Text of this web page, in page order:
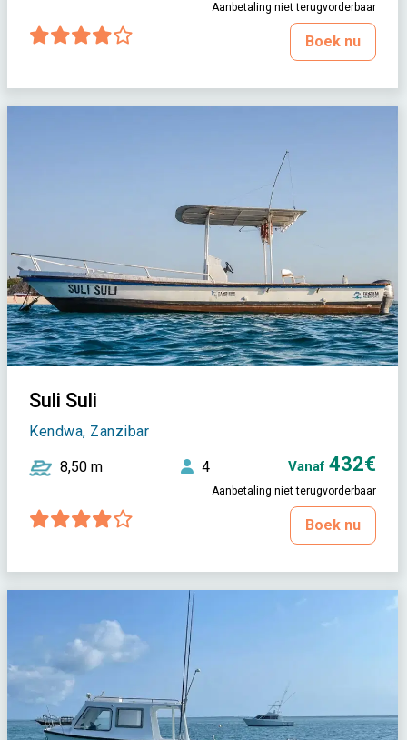
Aanbetaling niet terugvorderbaar
Boek nu
Suli Suli
Kendwa, Zanzibar
8,50 m 4 Vanaf 432€
Aanbetaling niet terugvorderbaar
Boek nu